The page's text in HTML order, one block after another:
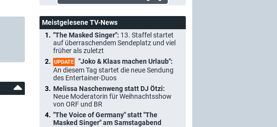
Meistgelesene TV-News
"The Masked Singer": 13. Staffel startet
auf überraschendem Sendeplatz und viel
früher als zuletzt
UPDATE
"Joko & Klaas machen Urlaub":
An diesem Tag startet die neue Sendung
des Entertainer-Duos
Melissa Naschenweng statt DJ Ötzi:
Neue Moderatorin für Weihnachtsshow
von ORF und BR
"The Voice of Germany" statt "The
Masked Singer" am Samstagabend